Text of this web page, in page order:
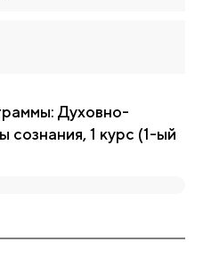
Духовно-
1 курс (1-ый